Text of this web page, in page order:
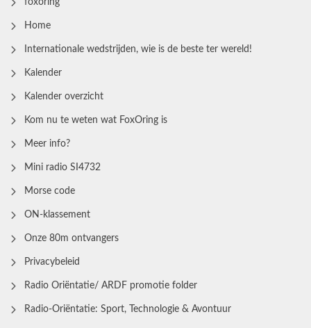
foxoring
Home
Internationale wedstrijden, wie is de beste ter wereld!
Kalender
Kalender overzicht
Kom nu te weten wat FoxOring is
Meer info?
Mini radio SI4732
Morse code
ON-klassement
Onze 80m ontvangers
Privacybeleid
Radio Oriëntatie/ ARDF promotie folder
Radio‑Oriëntatie: Sport, Technologie & Avontuur